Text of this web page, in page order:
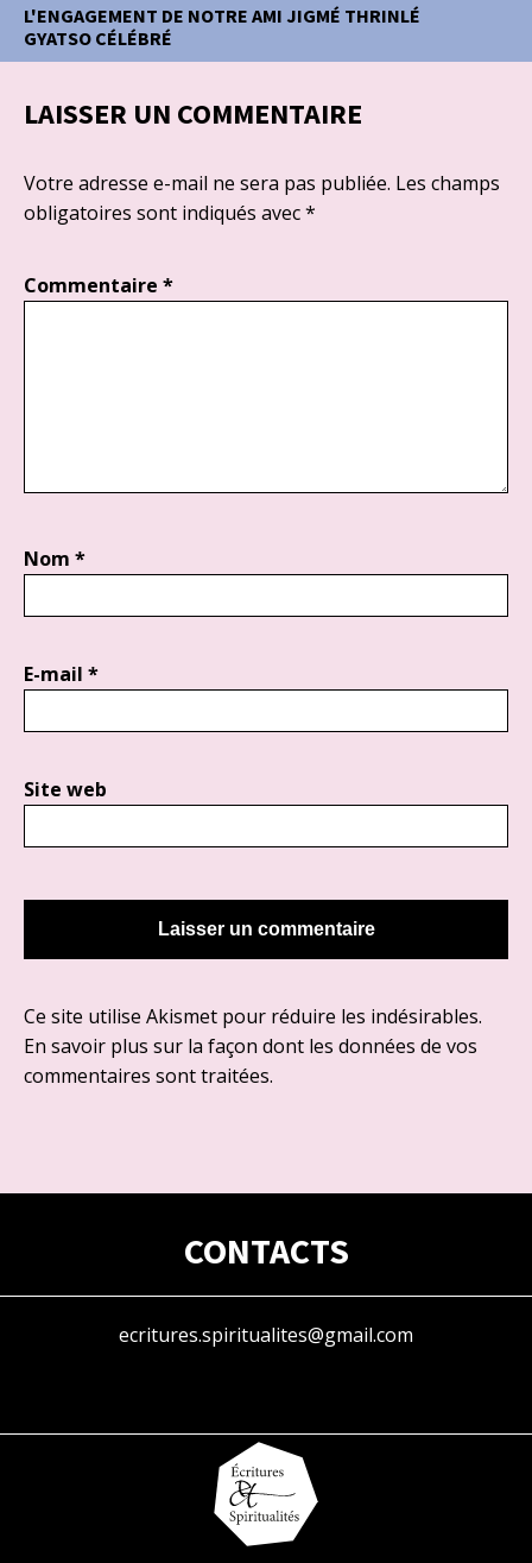
L'ENGAGEMENT DE NOTRE AMI JIGMÉ THRINLÉ
GYATSO CÉLÉBRÉ
LAISSER UN COMMENTAIRE
Votre adresse e-mail ne sera pas publiée. Les champs
obligatoires sont indiqués avec*
Commentaire *
Nom *
E-mail *
Site web
Ce site utilise Akismet pour réduire les indésirables.
En savoir plus sur la façon dont les données de vos
commentaires sont traitées.
CONTACTS
ecritures.spiritualites@gmail.com